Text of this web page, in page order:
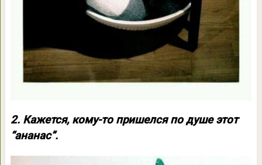
2. Кажется, кому-то пришелся по душе этот
“ананас”.